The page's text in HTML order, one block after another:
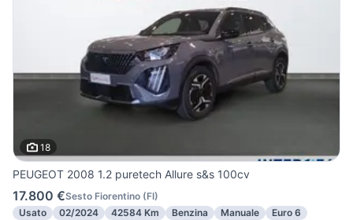
18
PEUGEOT 2008 1.2 puretech Allure s&s 100cv
17.800 €Sesto Fiorentino (FI)
Usato
02/2024 42584 Km Benzina Manuale
Euro 6